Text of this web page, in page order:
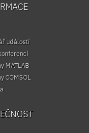
událostí
MATLAB
COMSOL